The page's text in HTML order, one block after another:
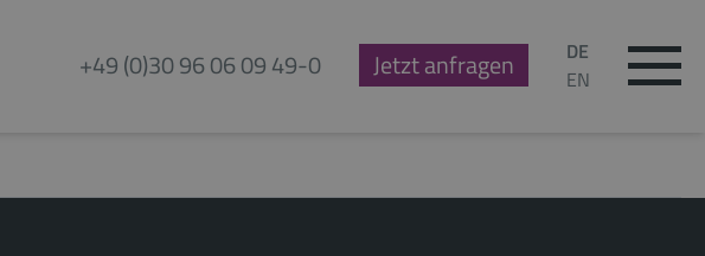
+49 (0)30 96 06 09 49-0 Jetzt anfragen
DE
EN